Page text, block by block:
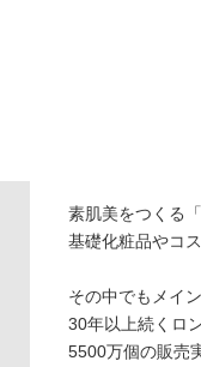
素肌美をつくる
基礎化粧品やコ
その中でもメイ
30年以上続くロ
5500万個の販売